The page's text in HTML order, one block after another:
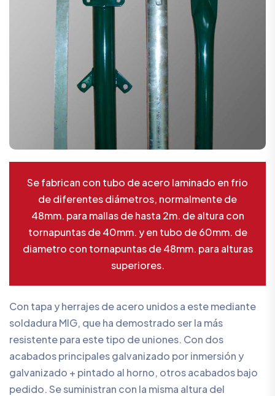
Se fabrican con tubo de acero laminado en frio
de diferentes diámetros, normalmente de
48mm. para mallas de hasta 2m. de altura con
tornapuntas de 40mm. y en tubo de 60mm. de
diametro con tornapuntas de 48mm. para alturas
superiores.
Con tapa y herrajes de acero unidos a este mediante
soldadura MIG, que ha demostrado ser la más
resistente para este tipo de uniones. Con dos
acabados principales galvanizado por inmersión y
galvanizado + pintado al horno, otros acabados bajo
pedido. Se suministran con la misma altura del